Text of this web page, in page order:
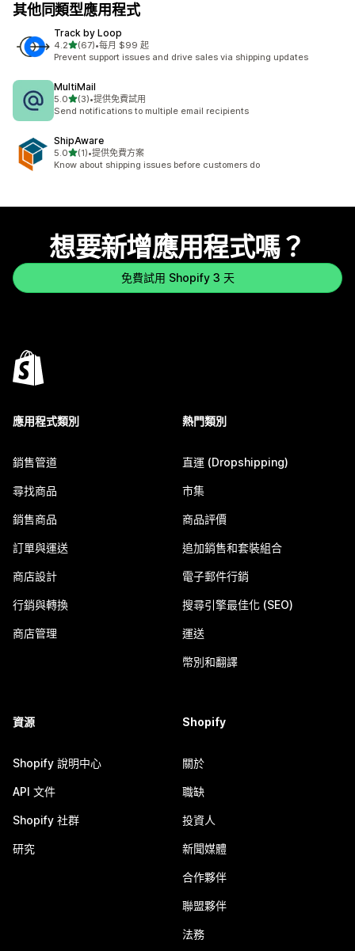
其他同類型應用程式
Track by Loop
4.2滿分 5 顆星
(67)
共有 67 則評價
•每月 $99 起
Prevent support issues and drive sales via shipping updates
MultiMail
5.0滿分 5 顆星
(3)
共有 3 則評價
•提供免費試用
Send notifications to multiple email recipients
ShipAware
5.0滿分 5 顆星
(1)
共有 1 則評價
•提供免費方案
Know about shipping issues before customers do
想要新增應用程式嗎？
免費試用 Shopify 3 天
應用程式類別
銷售管道
尋找商品
銷售商品
訂單與運送
商店設計
行銷與轉換
商店管理
熱門類別
直運 (Dropshipping)
市集
商品評價
追加銷售和套裝組合
電子郵件行銷
搜尋引擎最佳化 (SEO)
運送
幣別和翻譯
資源
Shopify 說明中心
API 文件
Shopify 社群
研究
Shopify
關於
職缺
投資人
新聞媒體
合作夥伴
聯盟夥伴
法務